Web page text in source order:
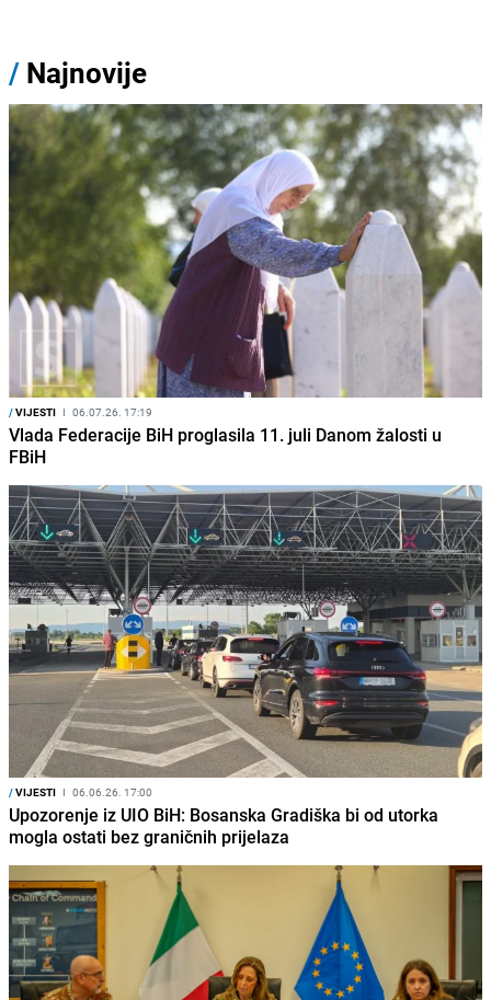
/ Najnovije
/VIJESTI I 06.07.26. 17:19
Vlada Federacije BiH proglasila 11. juli Danom žalosti u
FBiH
/VIJESTI I 06.06.26. 17:00
Upozorenje iz UIO BiH: Bosanska Gradiška bi od utorka
mogla ostati bez graničnih prijelaza